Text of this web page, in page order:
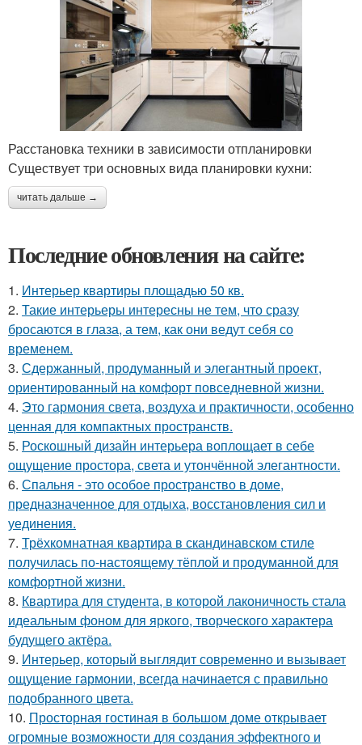
Расстановка техники в зависимости отпланировки
Существует три основных вида планировки кухни:
читать дальше →
Последние обновления на сайте:
1. Интерьер квартиры площадью 50 кв.
2. Такие интерьеры интересны не тем, что сразу
бросаются в глаза, а тем, как они ведут себя со
временем.
3. Сдержанный, продуманный и элегантный проект,
ориентированный на комфорт повседневной жизни.
4. Это гармония света, воздуха и практичности, особенно
ценная для компактных пространств.
5. Роскошный дизайн интерьера воплощает в себе
ощущение простора, света и утончённой элегантности.
6. Спальня - это особое пространство в доме,
предназначенное для отдыха, восстановления сил и
уединения.
7. Трёхкомнатная квартира в скандинавском стиле
получилась по-настоящему тёплой и продуманной для
комфортной жизни.
8. Квартира для студента, в которой лаконичность стала
идеальным фоном для яркого, творческого характера
будущего актёра.
9. Интерьер, который выглядит современно и вызывает
ощущение гармонии, всегда начинается с правильно
подобранного цвета.
10. Просторная гостиная в большом доме открывает
огромные возможности для создания эффектного и